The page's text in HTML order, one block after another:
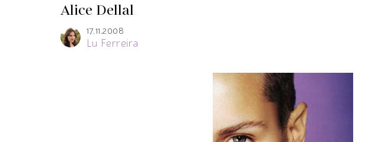
Alice Dellal
17.11.2008
Lu Ferreira